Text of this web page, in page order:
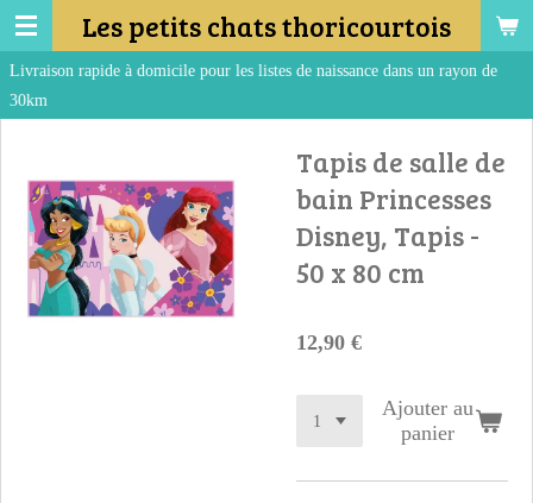
Passer
au
Les petits chats thoricourtois
pour les listes de naissance dans un rayon de
Tapis de salle de
bain Princesses
Disney, Tapis -
50 x 80 cm
12,90 €
Ajouter au
panier